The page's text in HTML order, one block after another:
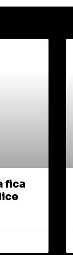
fica